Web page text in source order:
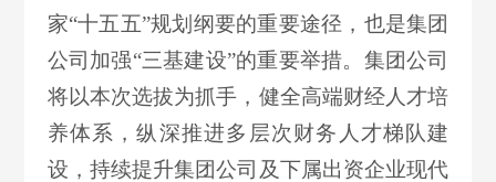
家“十五五”规划纲要的重要途径，也是集团
公司加强“三基建设”的重要举措。集团公司
将以本次选拔为抓手，健全高端财经人才培
养体系，纵深推进多层次财务人才梯队建
设，持续提升集团公司及下属出资企业现代